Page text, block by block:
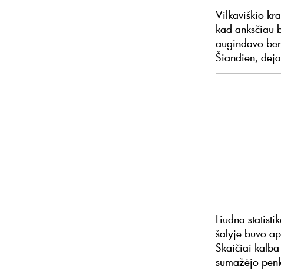
Vilkaviškio
kad anksčiau
augindavo
Šiandien,
Liūdna
šalyje buvo
Skaičiai kalba
sumažėjo